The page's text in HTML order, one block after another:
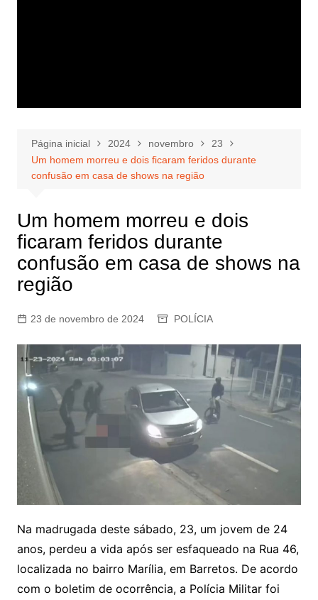
Página inicial 2024 novembro
23
Um homem morreu e dois ficaram feridos durante
confusão em casa de shows na região
Um homem morreu e dois
ficaram feridos durante
confusão em casa de shows na
região
23 de novembro de 2024 POLÍCIA
Na madrugada deste sábado, 23, um jovem de 24
anos, perdeu a vida após ser esfaqueado na Rua 46,
localizada no bairro Marília, em Barretos. De acordo
com o boletim de ocorrência, a Polícia Militar foi